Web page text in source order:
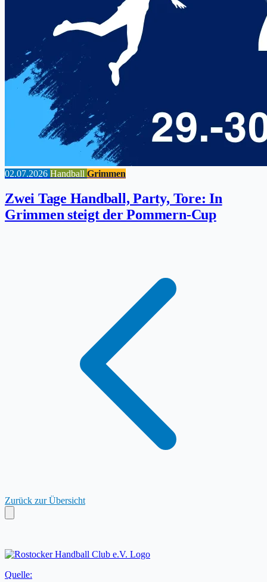
02.07.2026 Handball Grimmen
Zwei Tage Handball, Party, Tore: In
Grimmen steigt der Pommern-Cup
Zurück zur Übersicht
Quelle: